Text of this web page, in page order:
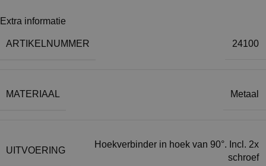
Extra informatie
ARTIKELNUMMER 24100
MATERIAAL Metaal
UITVOERING
Hoekverbinder in hoek van 90°. Incl. 2x
schroef